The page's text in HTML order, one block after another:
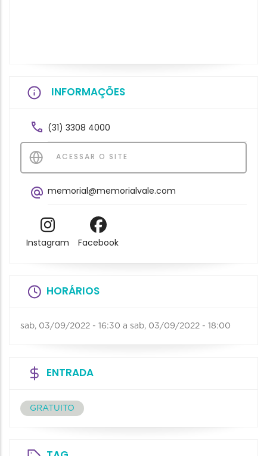
INFORMAÇÕES
(31) 3308 4000
ACESSAR O SITE
memorial@memorialvale.com
Instagram Facebook
HORÁRIOS
sab, 03/09/2022 - 16:30 a sab, 03/09/2022 - 18:00
ENTRADA
GRATUITO